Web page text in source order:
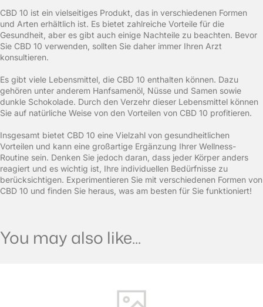
CBD 10 ist ein vielseitiges Produkt, das in verschiedenen Formen
und Arten erhältlich ist. Es bietet zahlreiche Vorteile für die
Gesundheit, aber es gibt auch einige Nachteile zu beachten. Bevor
Sie CBD 10 verwenden, sollten Sie daher immer Ihren Arzt
konsultieren.
Es gibt viele Lebensmittel, die CBD 10 enthalten können. Dazu
gehören unter anderem Hanfsamenöl, Nüsse und Samen sowie
dunkle Schokolade. Durch den Verzehr dieser Lebensmittel können
Sie auf natürliche Weise von den Vorteilen von CBD 10 profitieren.
Insgesamt bietet CBD 10 eine Vielzahl von gesundheitlichen
Vorteilen und kann eine großartige Ergänzung Ihrer Wellness-
Routine sein. Denken Sie jedoch daran, dass jeder Körper anders
reagiert und es wichtig ist, Ihre individuellen Bedürfnisse zu
berücksichtigen. Experimentieren Sie mit verschiedenen Formen von
CBD 10 und finden Sie heraus, was am besten für Sie funktioniert!
You may also like...